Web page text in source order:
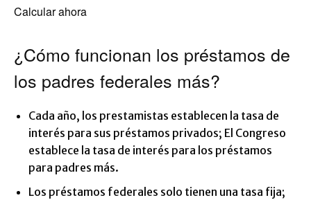
Calcular ahora
¿Cómo funcionan los préstamos de
los padres federales más?
Cada año, los prestamistas establecen la tasa de
interés para sus préstamos privados; El Congreso
establece la tasa de interés para los préstamos
para padres más.
Los préstamos federales solo tienen una tasa fija;